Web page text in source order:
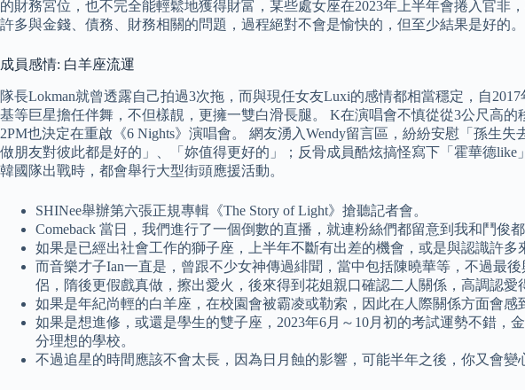
的財務宮位，也不完全能輕鬆地獲得財富，某些處女座在2023年上半年會捲入官
許多與金錢、債務、財務相關的問題，過程絕對不會是愉快的，但至少結果是好的。
成員感情: 白羊座流運
隊長Lokman就曾透露自己拍過3次拖，而與現任女友Luxi的感情都相當穩定，自
基等巨星擔任伴舞，不但樣靚，更擁一雙白滑長腿。 K在演唱會不慎從從3公尺高
2PM也決定在重啟《6 Nights》演唱會。 網友湧入Wendy留言區，紛紛安慰「孫生
做朋友對彼此都是好的」、「妳值得更好的」；反骨成員酷炫搞怪寫下「霍華德
韓國隊出戰時，都會舉行大型街頭應援活動。
SHINee舉辦第六張正規專輯《The Story of Light》搶聽記者會。
Comeback 當日，我們進行了一個倒數的直播，就連粉絲們都留意到我和鬥俊都
如果是已經出社會工作的獅子座，上半年不斷有出差的機會，或是與認識許多
而音樂才子Ian一直是，曾跟不少女神傳過緋聞，當中包括陳曉華等，不過最
侶，隋後更假戲真做，擦出愛火，後來得到花姐親口確認二人關係，高調認愛
如果是年紀尚輕的白羊座，在校園會被霸凌或勒索，因此在人際關係方面會感
如果是想進修，或還是學生的雙子座，2023年6月～10月初的考試運勢不錯
分理想的學校。
不過追星的時間應該不會太長，因為日月蝕的影響，可能半年之後，你又會變